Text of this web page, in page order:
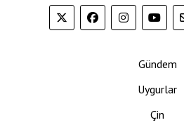
Gündem
Uygurlar
Çin